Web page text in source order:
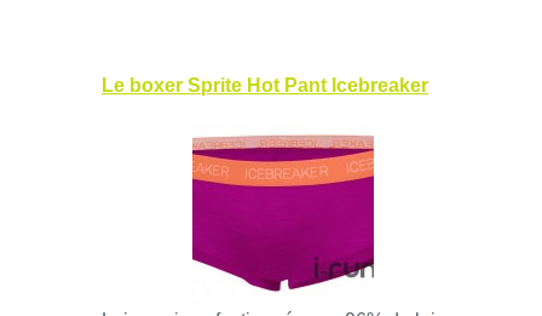
Le boxer Sprite Hot Pant Icebreaker